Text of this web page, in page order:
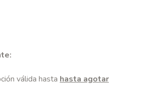
válida hasta hasta agotar